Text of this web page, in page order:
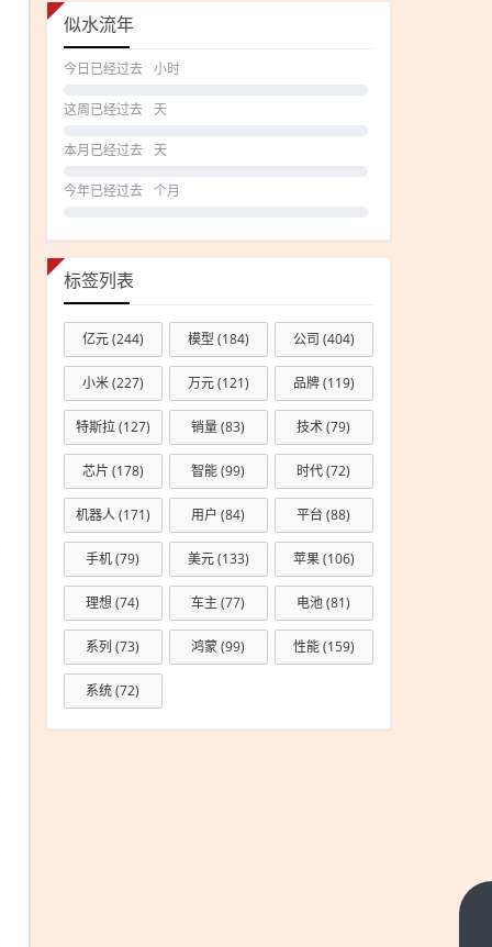
似水流年
今日已经过去 小时
这周已经过去 天
本月已经过去 天
今年已经过去 个月
标签列表
亿元(244) 模型 (184) 公司 (404)
小米(227) 万元(121) 品牌(119)
特斯拉(127) 销量(83) 技术(79)
芯片 (178) 智能(99) 时代(72)
机器人(171) 用户 (84) 平台 (88)
手机(79) 美元(133) 苹果(106)
理想(74) 车主 (77) 电池(81)
系列 (73) 鸿蒙(99) 性能(159)
系统(72)